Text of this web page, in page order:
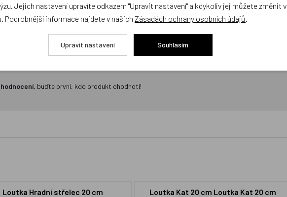
buďte první, kdo produkt ohodnotí!
Loutka Hradní střelec 20 cm Loutka Kat 20 cm Loutka Kat 20 cm
Jejich nastavení upravíte odkazem "Upravit nastavení" a kdykoliv jej můžete změnit v
Podrobnější informace najdete v našich Zásadách ochrany osobních údajů
Upravit nastavení Souhlasím